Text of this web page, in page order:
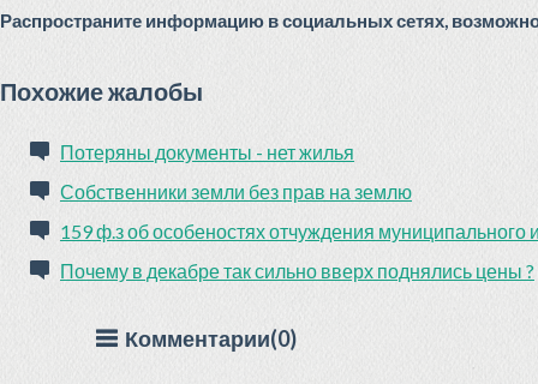
Распространите информацию в социальных сетях,
Похожие жалобы
Потеряны документы - нет жилья
Собственники земли без прав на землю
159 ф.з об особеностях отчуждения муниципального
Почему в декабре так сильно вверх поднялись цены ?
Комментарии(0)